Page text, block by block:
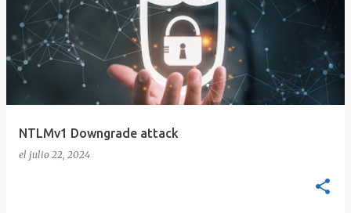
NTLMv1 Downgrade attack
el julio 22, 2024